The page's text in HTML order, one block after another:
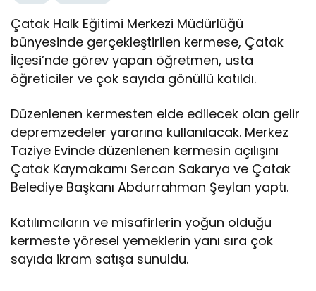
Çatak Halk Eğitimi Merkezi Müdürlüğü
bünyesinde gerçekleştirilen kermese, Çatak
İlçesi’nde görev yapan öğretmen, usta
öğreticiler ve çok sayıda gönüllü katıldı.
Düzenlenen kermesten elde edilecek olan gelir
depremzedeler yararına kullanılacak. Merkez
Taziye Evinde düzenlenen kermesin açılışını
Çatak Kaymakamı Sercan Sakarya ve Çatak
Belediye Başkanı Abdurrahman Şeylan yaptı.
Katılımcıların ve misafirlerin yoğun olduğu
kermeste yöresel yemeklerin yanı sıra çok
sayıda ikram satışa sunuldu.